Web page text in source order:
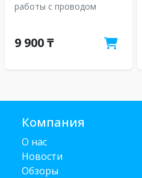
работы с проводом
9 900 ₸
Компания
О нас
Новости
Обзоры